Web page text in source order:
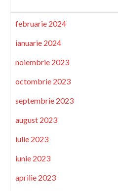
februarie 2024
ianuarie 2024
noiembrie 2023
octombrie 2023
septembrie 2023
august 2023
iulie 2023
iunie 2023
aprilie 2023